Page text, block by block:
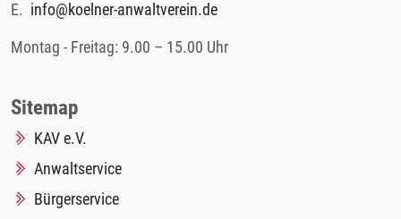
E. info@koelner-anwaltverein.de
Montag - Freitag: 9.00 – 15.00 Uhr
Sitemap
KAV e.V.
Anwaltservice
Bürgerservice